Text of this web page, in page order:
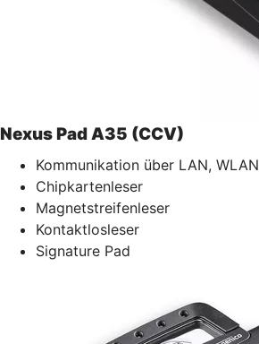
Nexus Pad A35 (CCV)
Kommunikation über LAN, WLAN
Chipkartenleser
Magnetstreifenleser
Kontaktlosleser
Signature Pad